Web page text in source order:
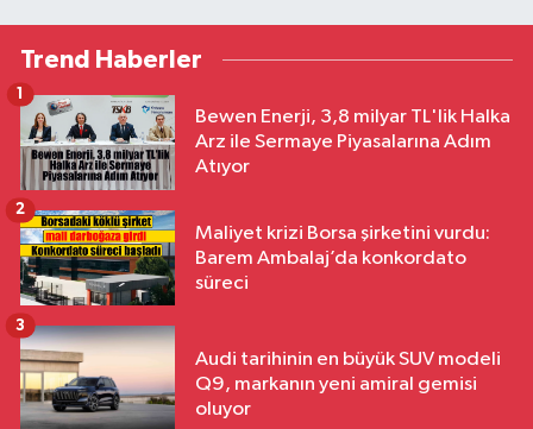
Trend Haberler
Bewen Enerji, 3,8 milyar TL'lik Halka
Arz ile Sermaye Piyasalarına Adım
Atıyor
1
Maliyet krizi Borsa şirketini vurdu:
Barem Ambalaj’da konkordato
süreci
2
Audi tarihinin en büyük SUV modeli
Q9, markanın yeni amiral gemisi
oluyor
3